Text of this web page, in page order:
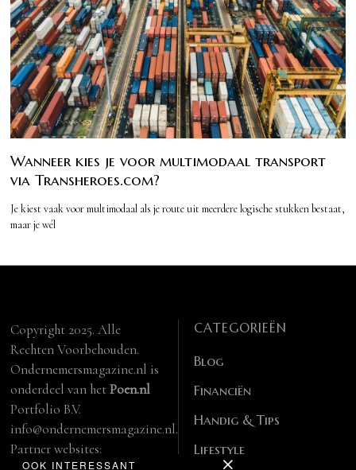
OOK INTERESSANT
Wanneer kies je voor multimodaal transport
via Transheroes.com?
Je kiest vaak voor multimodaal als je route uit meerdere logische stukken bestaat,
maar je wél
Copyright 2025. Alle
Rechten Voorbehouden.
Ondernemersmagazine.nl is
onderdeel van hetPoen.nl
Portfolio B.V.
info@ondernemersmagazine.nl.
Partner websites:
CATEGORIEËN
Blog
Financiën
Handig & Tips
Lifestyle